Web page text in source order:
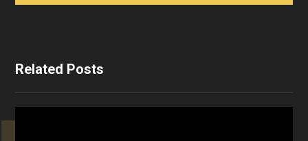
Related Posts